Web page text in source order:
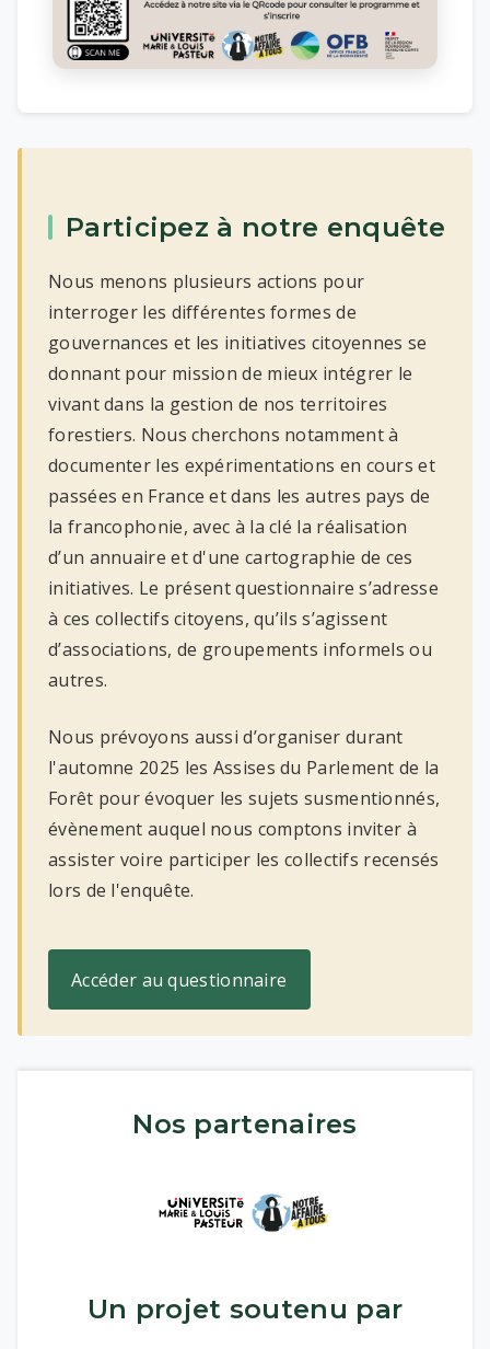
Participez à notre enquête
Nous menons plusieurs actions pour
interroger les différentes formes de
gouvernances et les initiatives citoyennes se
donnant pour mission de mieux intégrer le
vivant dans la gestion de nos territoires
forestiers. Nous cherchons notamment à
documenter les expérimentations en cours et
passées en France et dans les autres pays de
la francophonie, avec à la clé la réalisation
d’un annuaire et d'une cartographie de ces
initiatives. Le présent questionnaire s’adresse
à ces collectifs citoyens, qu’ils s’agissent
d’associations, de groupements informels ou
autres.
Nous prévoyons aussi d’organiser durant
l'automne 2025 les Assises du Parlement de la
Forêt pour évoquer les sujets susmentionnés,
évènement auquel nous comptons inviter à
assister voire participer les collectifs recensés
lors de l'enquête.
Accéder au questionnaire
Nos partenaires
Un projet soutenu par